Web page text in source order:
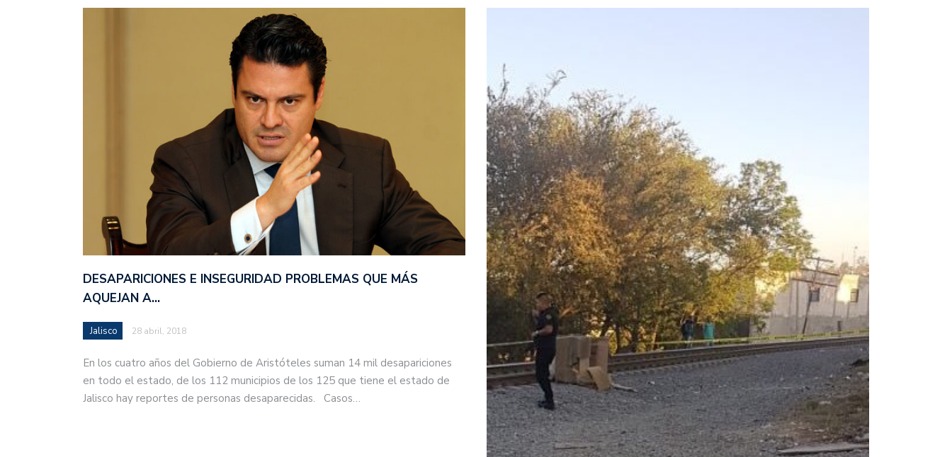
DESAPARICIONES E INSEGURIDAD PROBLEMAS QUE MÁS
AQUEJAN A…
Jalisco 28 abril, 2018
En los cuatro años del Gobierno de Aristóteles suman 14 mil desapariciones
en todo el estado, de los 112 municipios de los 125 que tiene el estado de
Jalisco hay reportes de personas desaparecidas. Casos…